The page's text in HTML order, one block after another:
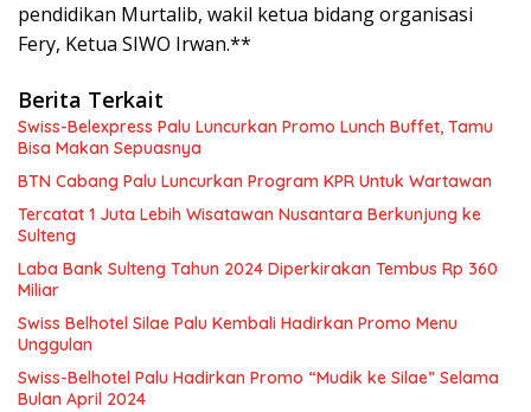
pendidikan Murtalib, wakil ketua bidang organisasi
Fery, Ketua SIWO Irwan.**
Berita Terkait
Swiss-Belexpress Palu Luncurkan Promo Lunch Buffet, Tamu
Bisa Makan Sepuasnya
BTN Cabang Palu Luncurkan Program KPR Untuk Wartawan
Tercatat 1 Juta Lebih Wisatawan Nusantara Berkunjung ke
Sulteng
Laba Bank Sulteng Tahun 2024 Diperkirakan Tembus Rp 360
Miliar
Swiss Belhotel Silae Palu Kembali Hadirkan Promo Menu
Unggulan
Swiss-Belhotel Palu Hadirkan Promo “Mudik ke Silae” Selama
Bulan April 2024